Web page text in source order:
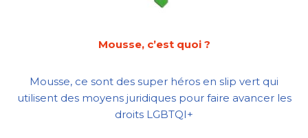
Mousse, c’est quoi ?
Mousse, ce sont des super héros en slip vert qui
utilisent des moyens juridiques pour faire avancer les
droits LGBTQI+